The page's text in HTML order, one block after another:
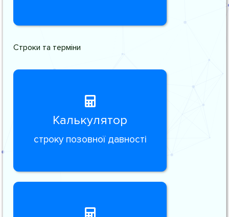
Строки та терміни
Калькулятор
строку позовної давності